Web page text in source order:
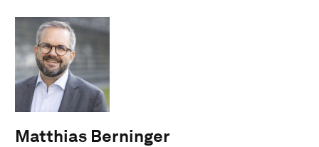
Matthias Berninger